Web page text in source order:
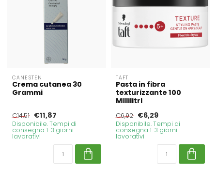
CANESTEN
Crema cutanea 30
Grammi
€14,51 €11,87
Disponibile. Tempi di
consegna 1-3 giorni
lavorativi
TAFT
Pasta in fibra
texturizzante 100
Millilitri
€6,92 €6,29
Disponibile. Tempi di
consegna 1-3 giorni
lavorativi